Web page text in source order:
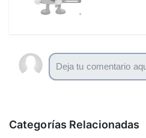
Categorías Relacionadas